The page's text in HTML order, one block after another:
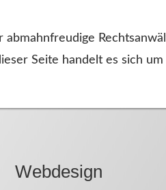
abmahnfreudige
Seite handelt es sich
Webdesign